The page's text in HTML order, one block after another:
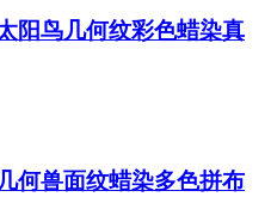
阳鸟几何纹彩色蜡染真
何兽面纹蜡染多色拼布